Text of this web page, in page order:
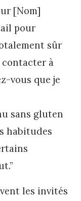
[Nom]
pour
sûr
contacter à
vous que je
sans gluten
habitudes
les invités